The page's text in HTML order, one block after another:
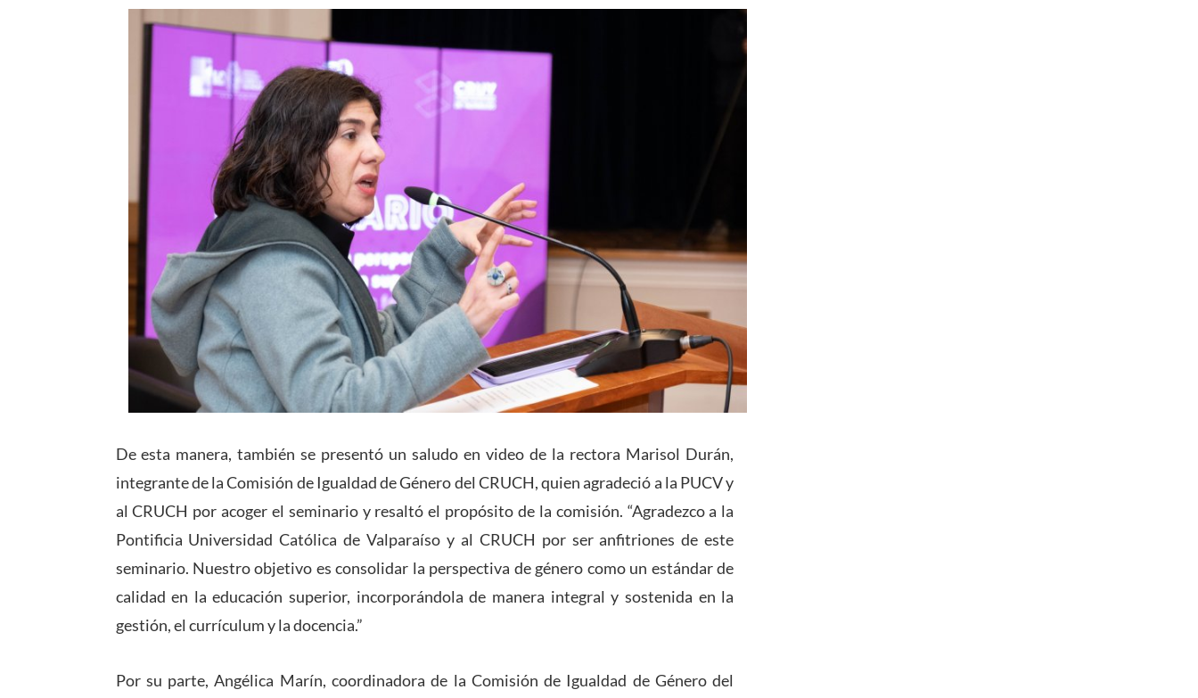
De esta manera, también se presentó un saludo en video de la rectora Marisol Durán,
integrante de la Comisión de Igualdad de Género del CRUCH, quien agradeció a la PUCV y
al CRUCH por acoger el seminario y resaltó el propósito de la comisión. “Agradezco a la
Pontificia Universidad Católica de Valparaíso y al CRUCH por ser anfitriones de este
seminario. Nuestro objetivo es consolidar la perspectiva de género como un estándar de
calidad en la educación superior, incorporándola de manera integral y sostenida en la
gestión, el currículum y la docencia.”
Por su parte, Angélica Marín, coordinadora de la Comisión de Igualdad de Género del